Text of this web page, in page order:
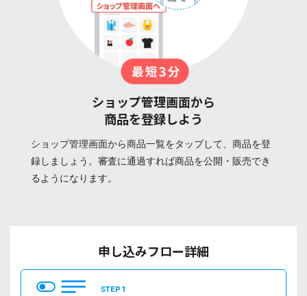
ショップ管理画面から
商品を登録しよう
ショップ管理画面から商品一覧をタップして、商品を登
録しましょう。審査に通過すれば商品を公開・販売でき
るようになります。
申し込みフロー詳細
STEP 1